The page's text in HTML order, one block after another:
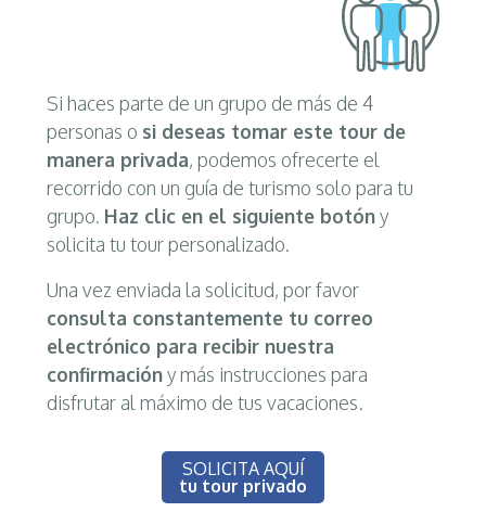
Si haces parte de un grupo de más de 4
personas o si deseas tomar este tour de
manera privada, podemos ofrecerte el
recorrido con un guía de turismo solo para tu
grupo. Haz clic en el siguiente botóny
solicita tu tour personalizado.
Una vez enviada la solicitud, por favor
consulta constantemente tu correo
electrónico para recibir nuestra
confirmacióny más instrucciones para
disfrutar al máximo de tus vacaciones.
SOLICITA AQUÍ
tu tour privado